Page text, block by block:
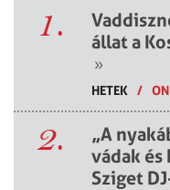
1.
állat a
»
HETEK /
2.
„A
vádak és
Sziget